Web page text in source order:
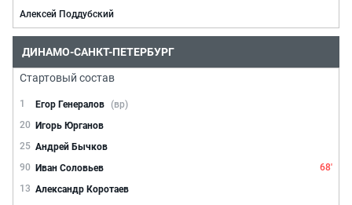
Алексей Поддубский
ДИНАМО-САНКТ-ПЕТЕРБУРГ
Стартовый состав
1 Егор Генералов (вр)
20 Игорь Юрганов
25 Андрей Бычков
90 Иван Соловьев
68'
13 Александр Коротаев